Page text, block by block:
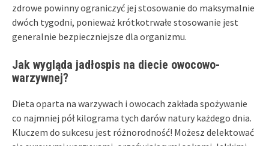
zdrowe powinny ograniczyć jej stosowanie do maksymalnie
dwóch tygodni, ponieważ krótkotrwałe stosowanie jest
generalnie bezpieczniejsze dla organizmu.
Jak wygląda jadłospis na diecie owocowo-
warzywnej?
Dieta oparta na warzywach i owocach zakłada spożywanie
co najmniej pół kilograma tych darów natury każdego dnia.
Kluczem do sukcesu jest różnorodność! Możesz delektować